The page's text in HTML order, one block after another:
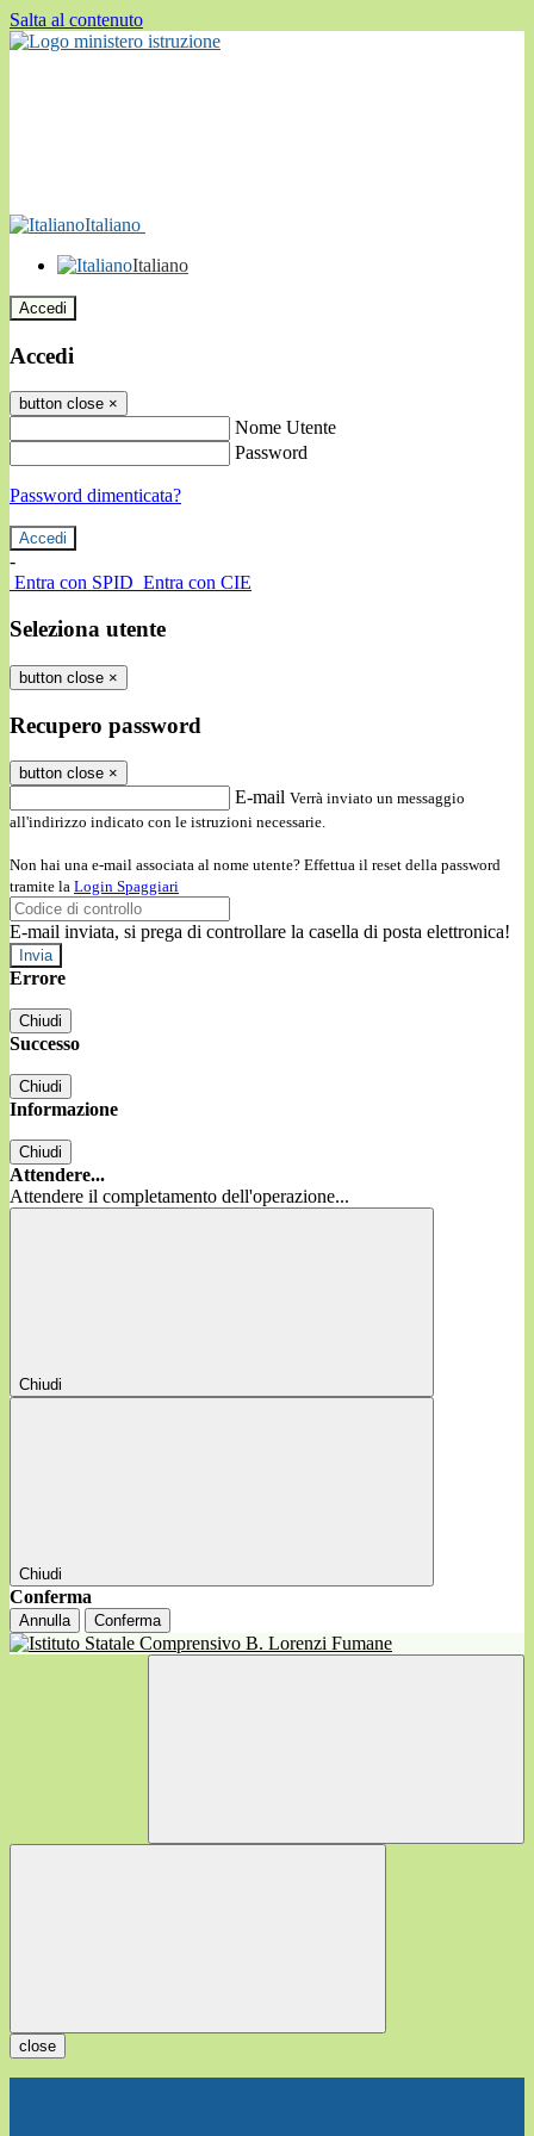
Salta al contenuto
Italiano
Italiano
Accedi
Accedi
button close ×
Nome Utente
Password
Password dimenticata?
-
Entra con SPID Entra con CIE
Seleziona utente
button close ×
Recupero password
button close ×
E-mail Verrà inviato un messaggio
all'indirizzo indicato con le istruzioni necessarie.
Non hai una e-mail associata al nome utente? Effettua il reset della password
tramite la Login Spaggiari
E-mail inviata, si prega di controllare la casella di posta elettronica!
Errore
Chiudi
Successo
Chiudi
Informazione
Chiudi
Attendere...
Attendere il completamento dell'operazione...
Chiudi
Chiudi
Conferma
Annulla Conferma
close